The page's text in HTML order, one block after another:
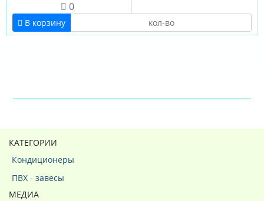
0
В корзину
КАТЕГОРИИ
Кондиционеры
ПВХ - завесы
МЕДИА